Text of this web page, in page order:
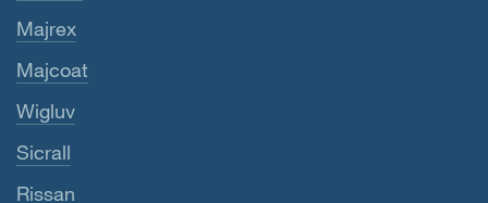
Majrex
Majcoat
Wigluv
Sicrall
Rissan